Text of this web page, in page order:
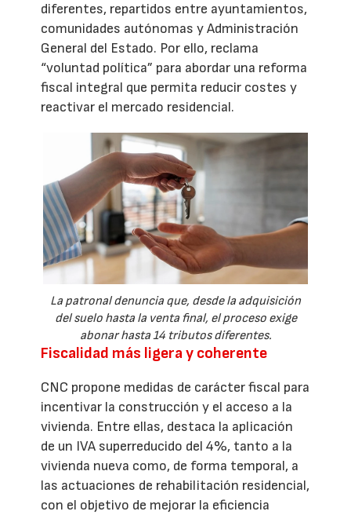
diferentes, repartidos entre ayuntamientos,
comunidades autónomas y Administración
General del Estado. Por ello, reclama
“voluntad política” para abordar una reforma
fiscal integral que permita reducir costes y
reactivar el mercado residencial.
La patronal denuncia que, desde la adquisición
del suelo hasta la venta final, el proceso exige
abonar hasta 14 tributos diferentes.
Fiscalidad más ligera y coherente
CNC propone medidas de carácter fiscal para
incentivar la construcción y el acceso a la
vivienda. Entre ellas, destaca la aplicación
de un IVA superreducido del 4%, tanto a la
vivienda nueva como, de forma temporal, a
las actuaciones de rehabilitación residencial,
con el objetivo de mejorar la eficiencia